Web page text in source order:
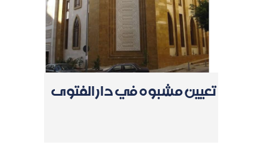
تعيين مشبوه في دار الفتوى